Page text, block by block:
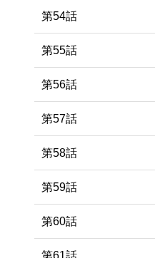
第54話
第55話
第56話
第57話
第58話
第59話
第60話
第61話